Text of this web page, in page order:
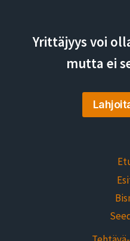
Yrittäjyys voi
mutta ei